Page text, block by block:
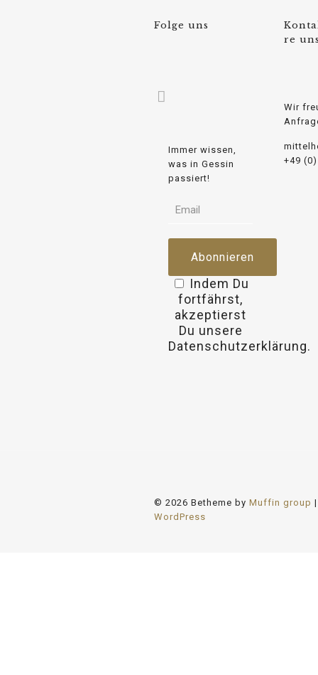
Folge uns
Immer wissen,
was in Gessin
passiert!
Indem Du
fortfährst,
akzeptierst
Du unsere
Datenschutzerklärung.
re
Wir
+49
© 2026 Betheme by Muffin group
WordPress